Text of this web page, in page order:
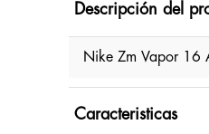
Descripción del
Nike Zm Vapor 16
Caracteristicas